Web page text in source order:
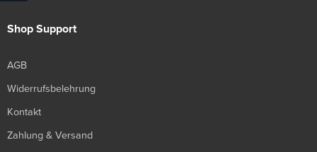
Shop Support
AGB
Widerrufsbelehrung
Kontakt
Zahlung & Versand